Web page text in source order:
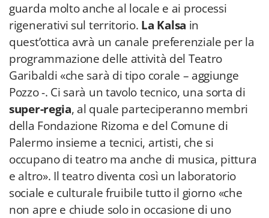
guarda molto anche al locale e ai processi
rigenerativi sul territorio. La Kalsa in
quest’ottica avrà un canale preferenziale per la
programmazione delle attività del Teatro
Garibaldi «che sarà di tipo corale – aggiunge
Pozzo -. Ci sarà un tavolo tecnico, una sorta di
super-regia, al quale parteciperanno membri
della Fondazione Rizoma e del Comune di
Palermo insieme a tecnici, artisti, che si
occupano di teatro ma anche di musica, pittura
e altro». Il teatro diventa così un laboratorio
sociale e culturale fruibile tutto il giorno «che
non apre e chiude solo in occasione di uno